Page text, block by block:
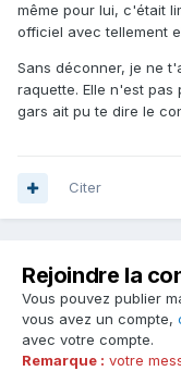
même pour lui, c'était
officiel avec tellement
Sans déconner, je ne
raquette. Elle n'est pas
gars ait pu te dire le
Citer
Rejoindre la
Vous pouvez publier
vous avez un compte,
avec votre compte.
Remarque : votre